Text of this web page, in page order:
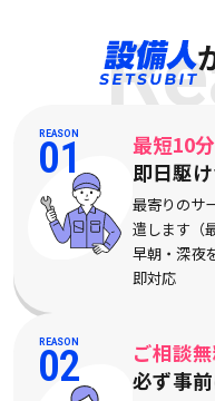
REASON
01
最短10分
即日駆
最寄りのサ
遣します（
早朝・深夜
即対応
REASON
02
ご相談
必ず事